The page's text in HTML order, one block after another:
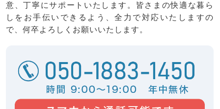
意、丁寧にサポートいたします。皆さまの快適な暮ら
しをお手伝いできるよう、全力で対応いたしますの
で、何卒よろしくお願いいたします。